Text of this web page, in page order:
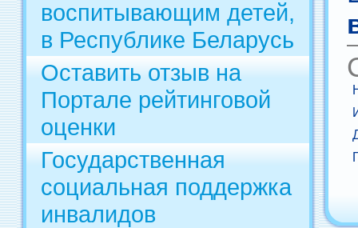
воспитывающим детей,
в Республике Беларусь
Оставить отзыв на
Портале рейтинговой
оценки
Государственная
социальная поддержка
инвалидов